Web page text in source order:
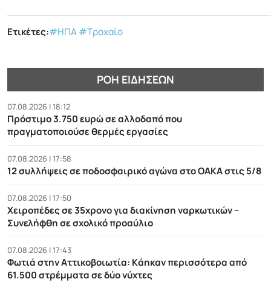
Ετικέτες:#ΗΠΑ#Τροχαίο
ΡΟΉ ΕΙΔΉΣΕΩΝ
07.08.2026 | 18:12
Πρόστιμο 3.750 ευρώ σε αλλοδαπό που
πραγματοποιούσε θερμές εργασίες
07.08.2026 | 17:58
12 συλλήψεις σε ποδοσφαιρικό αγώνα στο ΟΑΚΑ στις 5/8
07.08.2026 | 17:50
Χειροπέδες σε 35χρονο για διακίνηση ναρκωτικών –
Συνελήφθη σε σχολικό προαύλιο
07.08.2026 | 17:43
Φωτιά στην Αττικοβοιωτία: Kάηκαν περισσότερα από
61.500 στρέμματα σε δύο νύχτες